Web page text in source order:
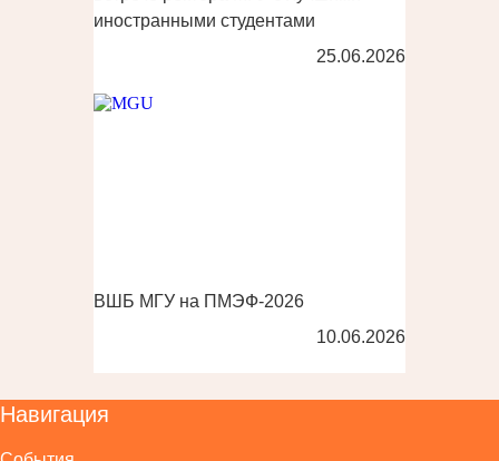
иностранными студентами
25.06.2026
ВШБ МГУ на ПМЭФ-2026
10.06.2026
Навигация